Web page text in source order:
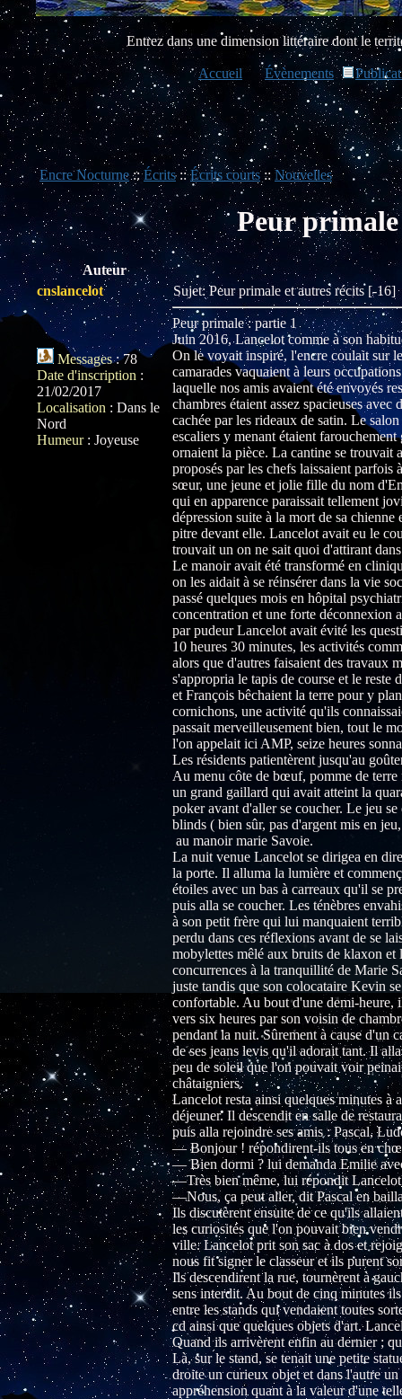
Entrez dans une dimension littéraire dont le
Accueil Évènements
Encre Nocturne ::Écrits::Écrits courts:: Nouvelles
Peur primale
Auteur
cnslancelot
Messages:78
Date d'inscription :
21/02/2017
Localisation : Dans le
Nord
Humeur: Joyeuse
Sujet: Peur primale et autres récits [-
Peur primale : partie 1
Juin 2016, Lancelot comme à son
On le voyait inspiré, l'encre coulait sur
camarades vaquaient à leurs
laquelle nos amis avaient été envoyés
chambres étaient assez spacieuses
cachée par les rideaux de satin. Le
escaliers y menant étaient
ornaient la pièce. La cantine se trouvait
proposés par les chefs laissaient
sœur, une jeune et jolie fille du nom
qui en apparence paraissait tellement
dépression suite à la mort de sa
pitre devant elle. Lancelot avait eu le
trouvait un on ne sait quoi d'attirant
Le manoir avait été transformé en
on les aidait à se réinsérer dans la vie
passé quelques mois en hôpital
concentration et une forte déconnexion
par pudeur Lancelot avait évité les
10 heures 30 minutes, les activités
alors que d'autres faisaient des travaux
s'appropria le tapis de course et le
et François bêchaient la terre pour y
cornichons, une activité qu'ils
passait merveilleusement bien, tout le
l'on appelait ici AMP, seize heures
Les résidents patientèrent jusqu'au
Au menu côte de bœuf, pomme de
un grand gaillard qui avait atteint la
poker avant d'aller se coucher. Le jeu
blinds ( bien sûr, pas d'argent mis en
au manoir marie Savoie.
La nuit venue Lancelot se dirigea en
la porte. Il alluma la lumière et
étoiles avec un bas à carreaux qu'il se
puis alla se coucher. Les ténèbres
à son petit frère qui lui manquaient
perdu dans ces réflexions avant de se
mobylettes mêlé aux bruits de klaxon et
concurrences à la tranquillité de Marie
juste tandis que son colocataire Kevin
confortable. Au bout d'une demi-
vers six heures par son voisin de
pendant la nuit. Sûrement à cause d'un
de ses jeans levis qu'il adorait tant. Il
peu de soleil que l'on pouvait voir
châtaigniers.
Lancelot resta ainsi quelques minutes à
déjeuner. Il descendit en salle de
puis alla rejoindre ses amis : Pascal,
— Bonjour ! répondirent-ils tous en
— Bien dormi ? lui demanda Emilie
—Très bien même, lui répondit Lancelot
—Nous, ça peut aller, dit Pascal en
Ils discutèrent ensuite de ce qu'ils
les curiosités que l'on pouvait bien
ville. Lancelot prit son sac à dos et
nous fit signer le classeur et ils purent
Ils descendirent la rue, tournèrent à
sens interdit. Au bout de cinq minutes
entre les stands qui vendaient toutes
cd ainsi que quelques objets d'art.
Quand ils arrivèrent enfin au dernier ;
Là, sur le stand, se tenait une petite
droite un curieux objet et dans l'autre
appréhension quant à la valeur d'une